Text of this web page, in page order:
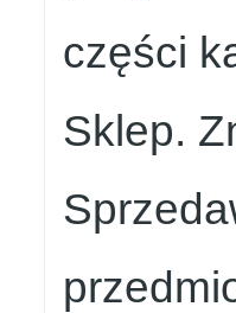
części
Sklep.